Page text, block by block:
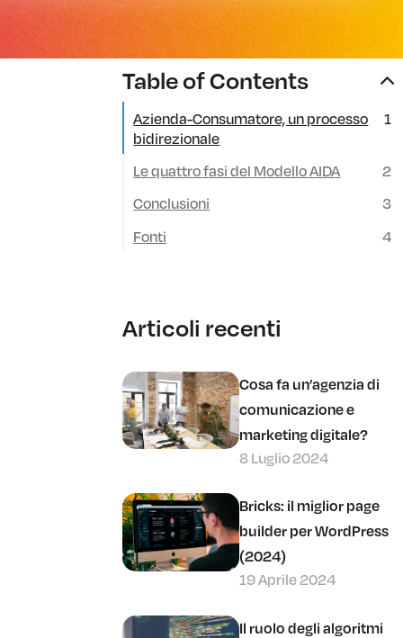
Table of Contents
Azienda-Consumatore, un processo
bidirezionale
Le quattro fasi del Modello AIDA
Conclusioni
Fonti
Articoli recenti
Cosa fa un’agenzia di
comunicazione e
marketing digitale?
8 Luglio 2024
Bricks: il miglior page
builder per WordPress
(2024)
19 Aprile 2024
Il ruolo degli algoritmi